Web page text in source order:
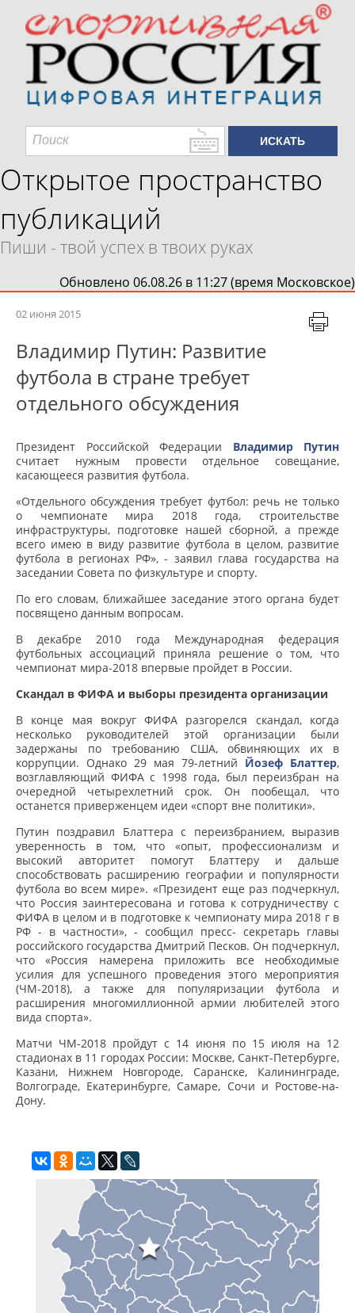
Открытое пространство
публикаций
Пиши - твой успех в твоих руках
Обновлено 06.08.26 в 11:27 (время Московское)
02 июня 2015
Владимир Путин: Развитие
футбола в стране требует
отдельного обсуждения
Президент Российской Федерации Владимир Путин
считает нужным провести отдельное совещание,
касающееся развития футбола.
«Отдельного обсуждения требует футбол: речь не только
о чемпионате мира 2018 года, строительстве
инфраструктуры, подготовке нашей сборной, а прежде
всего имею в виду развитие футбола в целом, развитие
футбола в регионах РФ», - заявил глава государства на
заседании Совета по физкультуре и спорту.
По его словам, ближайшее заседание этого органа будет
посвящено данным вопросам.
В декабре 2010 года Международная федерация
футбольных ассоциаций приняла решение о том, что
чемпионат мира-2018 впервые пройдет в России.
Скандал в ФИФА и выборы президента организации
В конце мая вокруг ФИФА разгорелся скандал, когда
несколько руководителей этой организации были
задержаны по требованию США, обвиняющих их в
коррупции. Однако 29 мая 79-летний Йозеф Блаттер,
возглавляющий ФИФА с 1998 года, был переизбран на
очередной четырехлетний срок. Он пообещал, что
останется приверженцем идеи «спорт вне политики».
Путин поздравил Блаттера с переизбранием, выразив
уверенность в том, что «опыт, профессионализм и
высокий авторитет помогут Блаттеру и дальше
способствовать расширению географии и популярности
футбола во всем мире». «Президент еще раз подчеркнул,
что Россия заинтересована и готова к сотрудничеству с
ФИФА в целом и в подготовке к чемпионату мира 2018 г в
РФ - в частности», - сообщил пресс- секретарь главы
российского государства Дмитрий Песков. Он подчеркнул,
что «Россия намерена приложить все необходимые
усилия для успешного проведения этого мероприятия
(ЧМ-2018), а также для популяризации футбола и
расширения многомиллионной армии любителей этого
вида спорта».
Матчи ЧМ-2018 пройдут с 14 июня по 15 июля на 12
стадионах в 11 городах России: Москве, Санкт-Петербурге,
Казани, Нижнем Новгороде, Саранске, Калининграде,
Волгограде, Екатеринбурге, Самаре, Сочи и Ростове-на-
Дону.